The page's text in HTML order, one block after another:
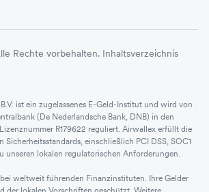
Rechte vorbehalten. Inhaltsverzeichnis
ist ein zugelassenes E-Geld-Institut und wird von
(De Nederlandsche Bank, DNB) in den
R179622 reguliert. Airwallex erfüllt die
Sicherheitsstandards, einschließlich PCI DSS, SOC1
unseren lokalen regulatorischen Anforderungen.
weltweit führenden Finanzinstituten. Ihre Gelder